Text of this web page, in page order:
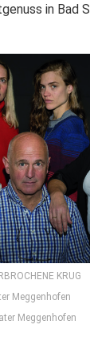
in Bad
KRUG
Meggenhofen
Meggenhofen